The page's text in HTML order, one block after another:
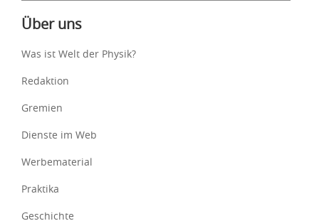
Über uns
Was ist Welt der Physik?
Redaktion
Gremien
Dienste im Web
Werbematerial
Praktika
Geschichte